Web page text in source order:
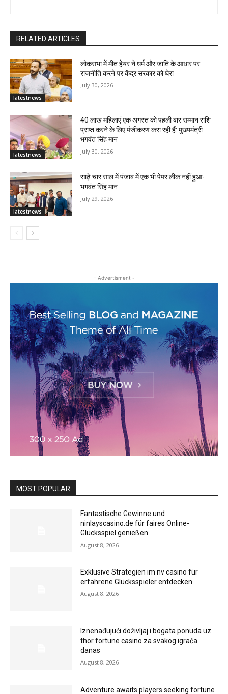
RELATED ARTICLES
latestnews
लोकसभा में मीत हेयर ने धर्म और जाति के आधार पर
राजनीति करने पर केंद्र सरकार को घेरा
July 30, 2026
latestnews
40 लाख महिलाएं एक अगस्त को पहली बार सम्मान राशि
प्राप्त करने के लिए पंजीकरण करा रही हैं: मुख्यमंत्री
भगवंत सिंह मान
July 30, 2026
latestnews
साढ़े चार साल में पंजाब में एक भी पेपर लीक नहीं हुआ-
भगवंत सिंह मान
July 29, 2026
- Advertisment -
MOST POPULAR
Fantastische Gewinne und
ninlayscasino.de für faires Online-
Glücksspiel genießen
August 8, 2026
Exklusive Strategien im nv casino für
erfahrene Glücksspieler entdecken
August 8, 2026
Iznenađujući doživljaj i bogata ponuda uz
thor fortune casino za svakog igrača
danas
August 8, 2026
Adventure awaits players seeking fortune